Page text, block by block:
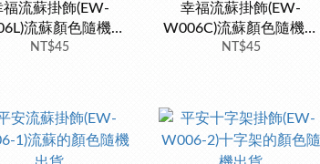
福流蘇掛飾(EW-
流蘇顏色隨機出
貨
NT$45
幸福流蘇掛飾(EW-
W006C)流蘇顏色隨機出
貨
NT$45